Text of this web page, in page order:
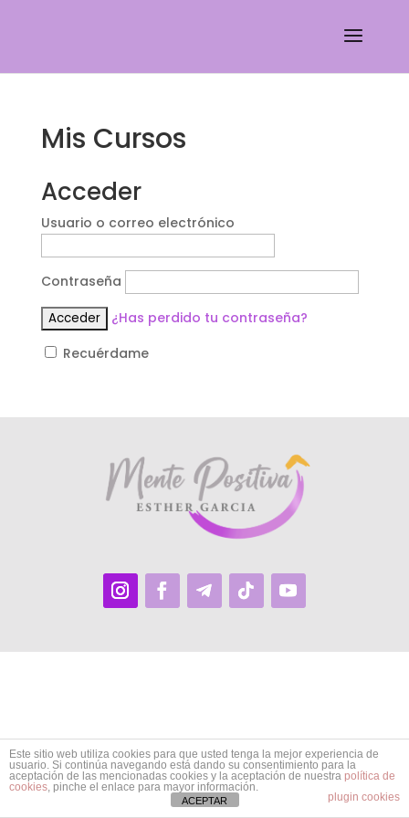
Mis Cursos
Acceder
Usuario o correo electrónico
Contraseña
¿Has perdido tu contraseña?
Recuérdame
Este sitio web utiliza cookies para que usted tenga la mejor experiencia de
usuario. Si continúa navegando está dando su consentimiento para la
aceptación de las mencionadas cookies y la aceptación de nuestra política de
cookies, pinche el enlace para mayor información.
plugin cookies
ACEPTAR